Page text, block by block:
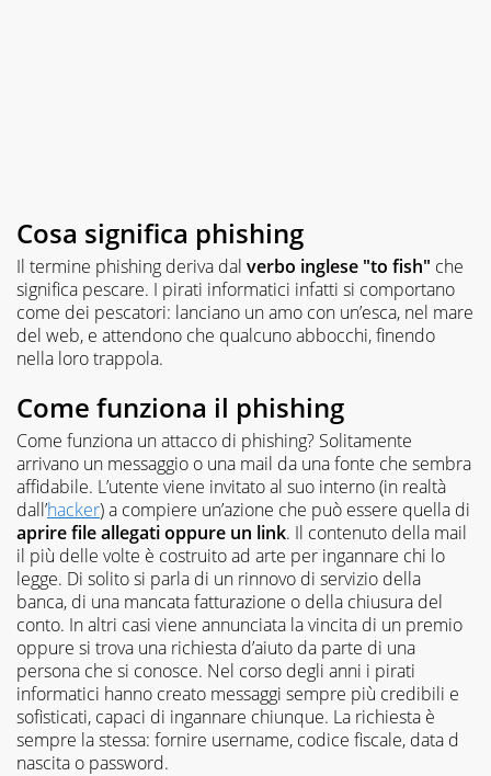
Cosa significa phishing
Il termine phishing deriva dal verbo inglese "to fish" che
significa pescare. I pirati informatici infatti si comportano
come dei pescatori: lanciano un amo con un’esca, nel mare
del web, e attendono che qualcuno abbocchi, finendo
nella loro trappola.
Come funziona il phishing
Come funziona un attacco di phishing? Solitamente
arrivano un messaggio o una mail da una fonte che sembra
affidabile. L’utente viene invitato al suo interno (in realtà
dall’hacker) a compiere un’azione che può essere quella di
aprire file allegati oppure un link. Il contenuto della mail
il più delle volte è costruito ad arte per ingannare chi lo
legge. Di solito si parla di un rinnovo di servizio della
banca, di una mancata fatturazione o della chiusura del
conto. In altri casi viene annunciata la vincita di un premio
oppure si trova una richiesta d’aiuto da parte di una
persona che si conosce. Nel corso degli anni i pirati
informatici hanno creato messaggi sempre più credibili e
sofisticati, capaci di ingannare chiunque. La richiesta è
sempre la stessa: fornire username, codice fiscale, data d
nascita o password.